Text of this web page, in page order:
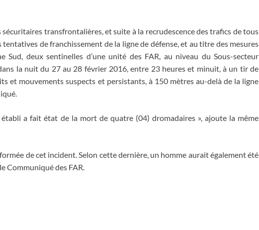
sécuritaires transfrontalières, et suite à la recrudescence des trafics de tous
de franchissement de la ligne de défense, et au titre des mesures
Sud, deux sentinelles d’une unité des FAR, au niveau du Sous-secteur
la nuit du 27 au 28 février 2016, entre 23 heures et minuit, à un tir de
et mouvements suspects et persistants, à 150 mètres au-delà de la ligne
a fait état de la mort de quatre (04) dromadaires », ajoute la même
de cet incident. Selon cette dernière, un homme aurait également été
Communiqué des FAR.